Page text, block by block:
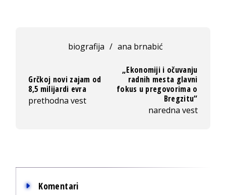
biografija / ana brnabić
Grčkoj novi zajam od
8,5 milijardi evra
prethodna vest
„Ekonomiji i očuvanju
radnih mesta glavni
fokus u pregovorima o
Bregzitu“
naredna vest
Komentari